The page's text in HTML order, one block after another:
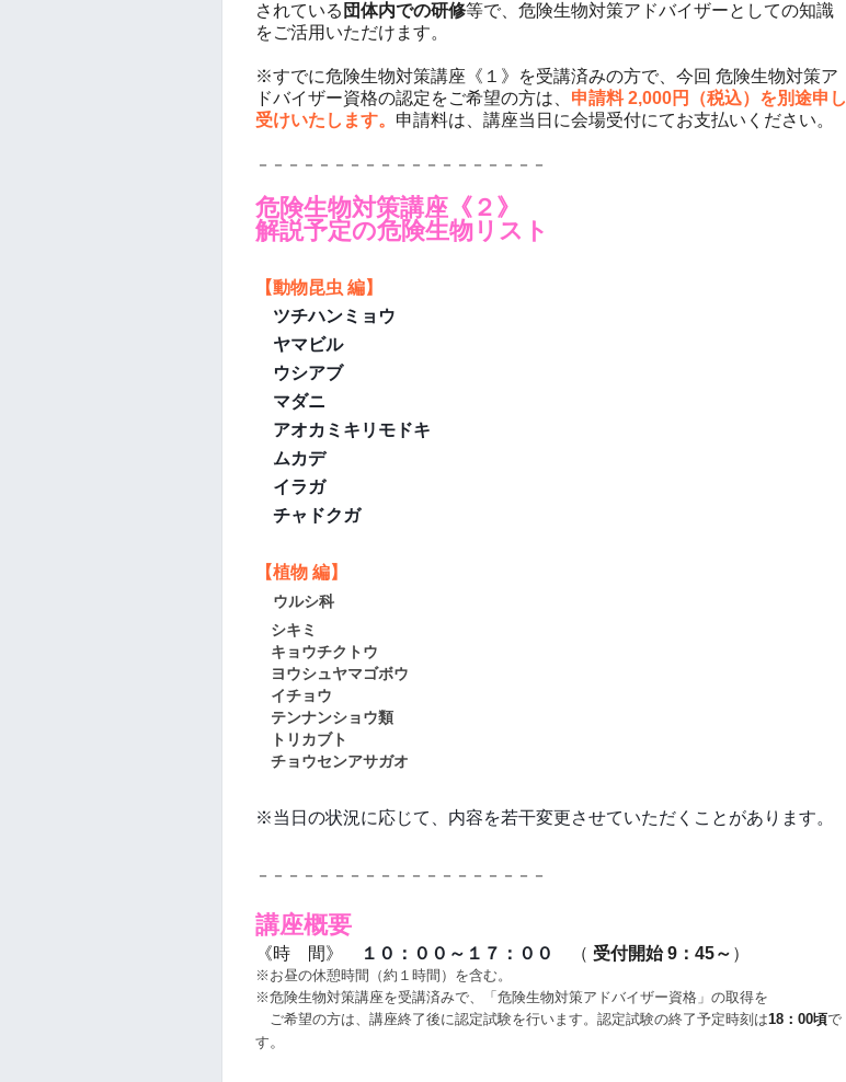
されている 団体内での研修等で、危険生物対策アドバイザーとしての知識
をご活用いただけます。
※すでに危険生物対策講座《１》を受講済みの方で、今回 危険生物対策ア
ドバイザー資格の認定をご希望の方は、 申請料 2,000円（税込）を別途申し
受けいたします。 申請料は、講座当日に会場受付にてお支払いください。
－－－－－－－－－－－－－－－－－－－
危険生物対策講座 《２》
解説予定の危険生物リスト
【動物昆虫 編】
ツチハンミョウ
ヤマビル
ウシアブ
マダニ
アオカミキリモドキ
ムカデ
イラガ
チャドクガ
【植物 編】
ウルシ科
シキミ
キョウチクトウ
ヨウシュヤマゴボウ
イチョウ
テンナンショウ類
トリカブト
チョウセンアサガオ
※当日の状況に応じて、内容を若干変更させていただくことがあります。
－－－－－－－－－－－－－－－－－－－
講座概要
《時 間》 １０：００～１７：００ （ 受付開始 9：45～ ）
※お昼の休憩時間（約１時間）を含む。
※危険生物対策講座を受講済みで、「危険生物対策アドバイザー資格」の取得を
ご希望の方は、講座終了後に認定試験を行います。認定試験の終了予定時刻は18：00頃で
す 。